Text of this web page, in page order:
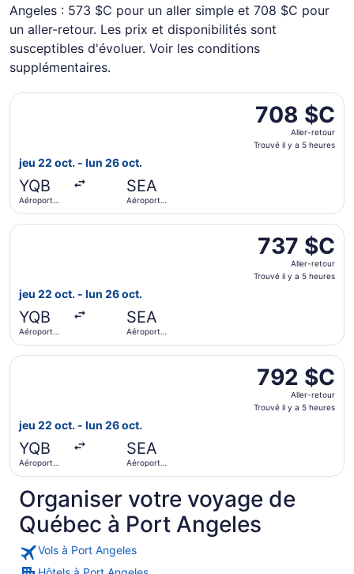
Angeles : 573 $C pour un aller simple et 708 $C pour
un aller-retour. Les prix et disponibilités sont
susceptibles d'évoluer. Voir les conditions
supplémentaires.
708 $C
Aller-
retour,
5 heures
708 $C
Aller-retour
Trouvé il y a 5 heures
jeu 22 oct. - lun 26 oct.
YQB
Aéroport
SEA
Aéroport
Sélectionner le vol American Airlines depuis Aéroport
737 $C
Aller-
retour,
5 heures
737 $C
Aller-retour
Trouvé il y a 5 heures
jeu 22 oct. - lun 26 oct.
YQB
Aéroport
SEA
Aéroport
Sélectionner le vol American Airlines depuis Aéroport
792 $C
Aller-
retour,
792 $C
Aller-retour
Trouvé il y a 5 heures
jeu 22 oct. - lun 26 oct.
YQB
Aéroport
Lesage
SEA
Aéroport
Tacoma
Sélectionner le vol American Airlines depuis Aéroport
Organiser votre voyage de
Québec à Port Angeles
Vols à Port Angeles